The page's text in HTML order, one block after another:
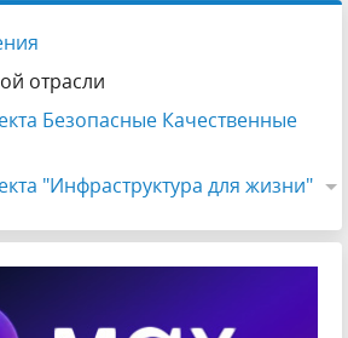
отрасли
Безопасные Качественные
"Инфраструктура для жизни"